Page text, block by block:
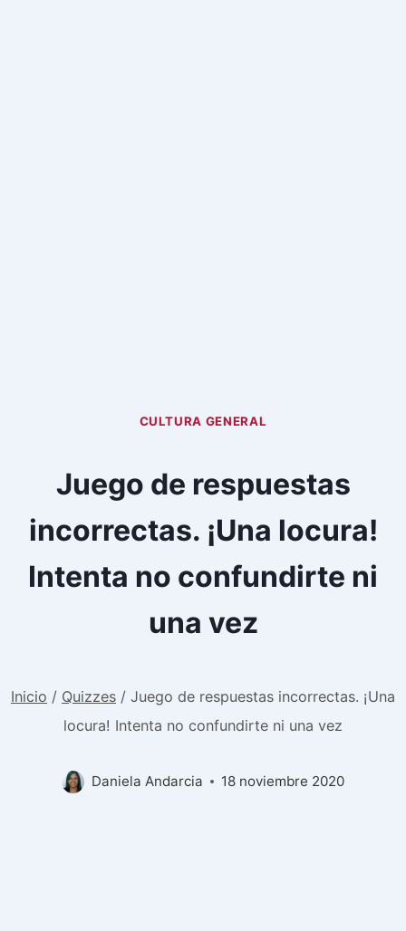
CULTURA GENERAL
Juego de respuestas
incorrectas. ¡Una locura!
Intenta no confundirte ni
una vez
Inicio / Quizzes / Juego de respuestas incorrectas. ¡Una
locura! Intenta no confundirte ni una vez
Daniela Andarcia 18 noviembre 2020